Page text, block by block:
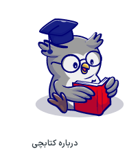
درباره کتابچی